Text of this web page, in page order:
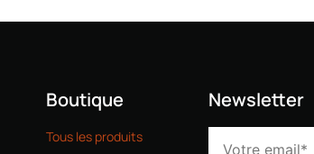
Boutique
Tous les produits
Newsletter